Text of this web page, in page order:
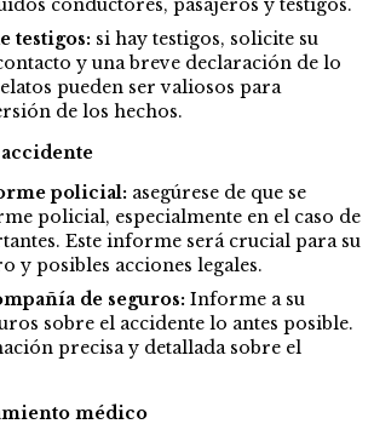
conductores, pasajeros y testigos.
testigos: si hay testigos, solicite su
y una breve declaración de lo
pueden ser valiosos para
de los hechos.
policial: asegúrese de que se
policial, especialmente en el caso de
Este informe será crucial para su
y posibles acciones legales.
de seguros: Informe a su
sobre el accidente lo antes posible.
precisa y detallada sobre el
médico